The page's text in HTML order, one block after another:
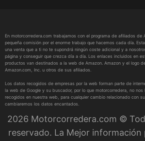
En motorcorredera.com trabajamos con el programa de afiliados de
pequeña comisión por el enorme trabajo que hacemos cada día.
una venta que a ti no te supondrá ningún coste adicional y a
página y conseguir que crezca día a día. Los enlaces incluidos en
productos van destinados a la web de Amazon. Amazon y el logo
Amazon.com, Inc. u otros de sus afiliados.
Los datos recogidos de empresas por la web forman parte de
la web de Google y su buscador, por lo que motorcorredera, no
recogidos en nuestra web, para cualquier cambio relacionado con su
cambiaremos los datos encantados.
2026 Motorcorredera.com ©
reservado. La Mejor información